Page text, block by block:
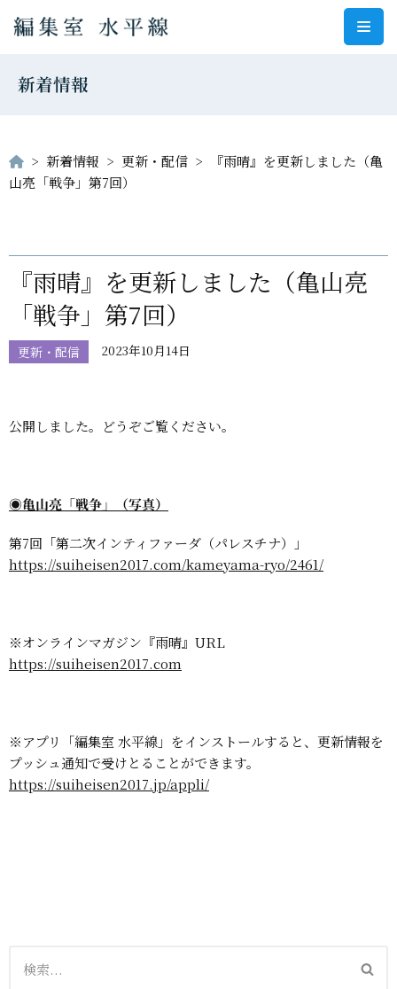
テ
へ
ス
新着情報
> 新着情報 > 更新・配信 >
『雨晴』を更新しました（亀
山亮「戦争」第7回）
『雨晴』を更新しました（亀山亮
「戦争」第7回）
更新・配信 2023年10月14日
公開しました。どうぞご覧ください。
◉亀山亮「戦争」（写真）
第7回「第二次インティファーダ（パレスチナ）」
https://suiheisen2017.com/kameyama-ryo/2461/
※オンラインマガジン『雨晴』URL
https://suiheisen2017.com
※アプリ「編集室 水平線」をインストールすると、更新情報を
プッシュ通知で受けとることができます。
https://suiheisen2017.jp/appli/